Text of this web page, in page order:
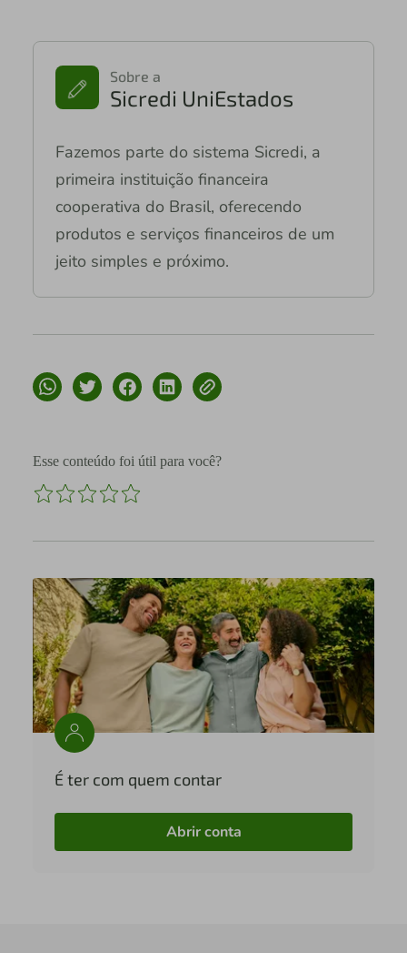
Sobre a
Sicredi UniEstados
Fazemos parte do sistema Sicredi, a
primeira instituição financeira
cooperativa do Brasil, oferecendo
produtos e serviços financeiros de um
jeito simples e próximo.
Esse conteúdo foi útil para você?
É ter com quem contar
Abrir conta